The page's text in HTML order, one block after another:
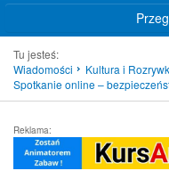
Tu jesteś:
Wiadomości
Kultura i
Spotkanie online –
Reklama: